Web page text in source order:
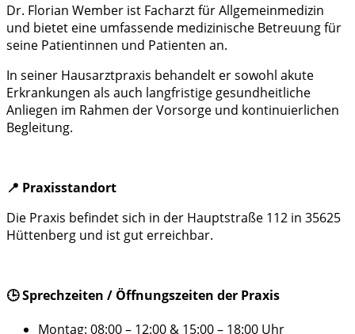
Dr. Florian Wember ist Facharzt für Allgemeinmedizin
und bietet eine umfassende medizinische Betreuung für
seine Patientinnen und Patienten an.
In seiner Hausarztpraxis behandelt er sowohl akute
Erkrankungen als auch langfristige gesundheitliche
Anliegen im Rahmen der Vorsorge und kontinuierlichen
Begleitung.
📍 Praxisstandort
Die Praxis befindet sich in der Hauptstraße 112 in 35625
Hüttenberg und ist gut erreichbar.
🕒 Sprechzeiten / Öffnungszeiten der Praxis
Montag: 08:00 – 12:00 & 15:00 – 18:00 Uhr